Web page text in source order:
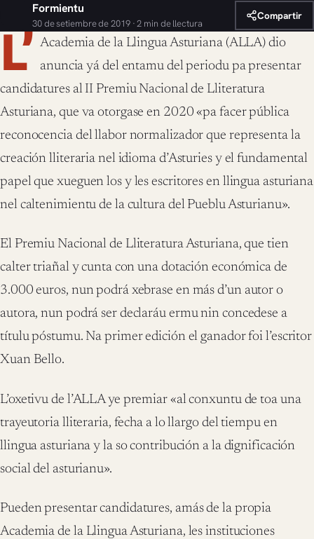
Formientu
30 de setiembre de 2019 · 2 min de llectura
Compartir
L’ Academia de la Llingua Asturiana (ALLA) dio
anuncia yá del entamu del periodu pa presentar
candidatures al II Premiu Nacional de Lliteratura
Asturiana, que va otorgase en 2020 «pa facer pública
reconocencia del llabor normalizador que representa la
creación lliteraria nel idioma d’Asturies y el fundamental
papel que xueguen los y les escritores en llingua asturiana
nel caltenimientu de la cultura del Pueblu Asturianu».
El Premiu Nacional de Lliteratura Asturiana, que tien
calter triañal y cunta con una dotación económica de
3.000 euros, nun podrá xebrase en más d’un autor o
autora, nun podrá ser declaráu ermu nin concedese a
títulu póstumu. Na primer edición el ganador foi l’escritor
Xuan Bello.
L’oxetivu de l’ALLA ye premiar «al conxuntu de toa una
trayeutoria lliteraria, fecha a lo llargo del tiempu en
llingua asturiana y la so contribución a la dignificación
social del asturianu».
Pueden presentar candidatures, amás de la propia
Academia de la Llingua Asturiana, les instituciones